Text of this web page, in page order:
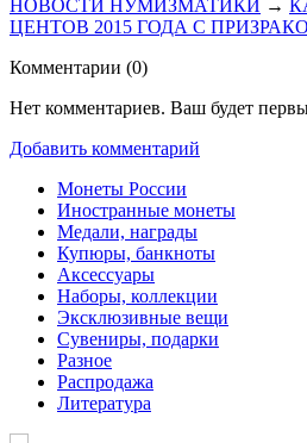
НОВОСТИ НУМИЗМАТИКИ →
ЦЕНТОВ 2015 ГОДА С
Комментарии (0)
Нет комментариев. Ваш будет
Добавить комментарий
Монеты России
Иностранные монеты
Медали, награды
Купюры, банкноты
Аксессуары
Наборы, коллекции
Эксклюзивные вещи
Сувениры, подарки
Разное
Распродажа
Литература